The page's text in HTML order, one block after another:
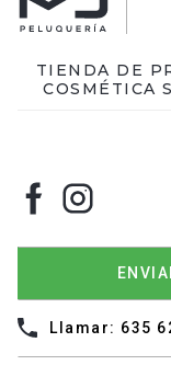
TIENDA DE
COSMÉTICA
Llamar: 635